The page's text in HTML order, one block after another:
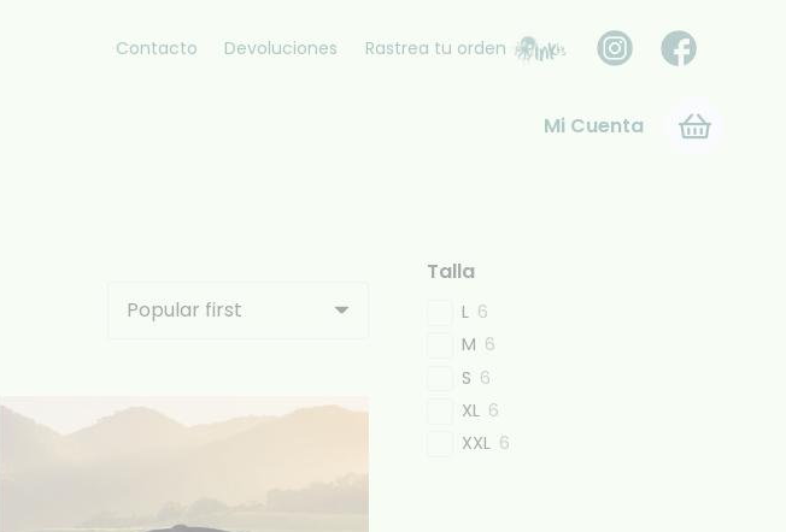
Contacto Devoluciones Rastrea tu orden
Mi Cuenta
Talla
L 6
M 6
S 6
XL 6
XXL 6